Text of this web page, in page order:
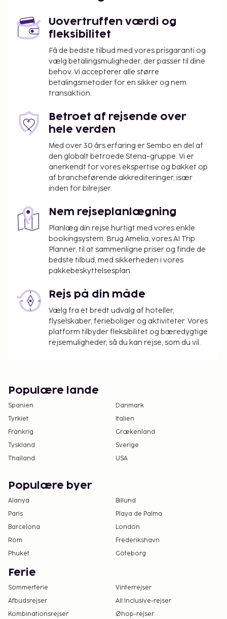
Du vil blive bedt om at betale følgende på
overnatningsstedet. Gebyrer inkluderer muligvis
skatter:
Depositum for beskadigelse: EUR 150 pr. ophold
Der pålægges en byskat: EUR 2.00 pr. person
pr. nat, op til 8 nætter. Denne skat gælder ikke
for børn under 15 år.
Gebyr for energi: 8 EUR pr. enhed pr. nat
overnatningsstedet har oplyst.
Gebyr for sen indtjekning: 50 EUR for
indtjekning mellem kl. 20.00 og kl. 00.00
Gebyr for sengelinned: 15 EUR pr. person pr. uge
(alternativt kan gæster medbringe eget
sengelinned)
Ovenstående liste er muligvis ikke fuldstændig.
Gebyrer og depositummer inkluderer muligvis ikke
skat og kan ændres uden varsel.
på indtjekningstidspunktet, hvor alle skal
fremvise deres pas.
Som følge af nationale reguleringer kan der
ikke overføres mere end 5000 EUR i kontanter
på dette overnatningssted. Kontakt
typer af reservationer, som grupper kunne
overnatningssted.
Uovertruffen værdi og
fleksibilitet
Få de bedste tilbud med vores prisgaranti og
vælg betalingsmuligheder, der passer til dine
behov. Vi accepterer alle større
betalingsmetoder for en sikker og nem
transaktion.
Betroet af rejsende over
hele verden
Med over 30 års erfaring er Sembo en del af
den globalt betroede Stena-gruppe. Vi er
anerkendt for vores ekspertise og bakket op
af brancheførende akkrediteringer, især
inden for bilrejser.
Nem rejseplanlægning
Planlæg din rejse hurtigt med vores enkle
bookingsystem. Brug Amelia, vores AI Trip
Planner, til at sammenligne priser og finde de
bedste tilbud, med sikkerheden i vores
pakkebeskyttelsesplan.
Rejs på din måde
Vælg fra et bredt udvalg af hoteller,
flyselskaber, ferieboliger og aktiviteter. Vores
platform tilbyder fleksibilitet og bæredygtige
rejsemuligheder, så du kan rejse, som du vil.
Populære lande
Spanien
Danmark
Tyrkiet
Italien
Frankrig
Grækenland
Tyskland
Sverige
Thailand
USA
Populære byer
Alanya
Billund
Paris
Playa de Palma
Barcelona
London
Rom
Frederikshavn
Phuket
Göteborg
Ferie
Sommerferie
Vinterrejser
Afbudsrejser
All Inclusive-rejser
Kombinationsrejser
Øhop-rejser